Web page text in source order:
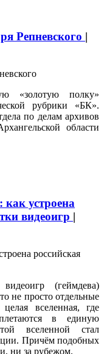
Репневского |
«золотую полку»
рубрики «БК».
по делам архивов
области
как устроена
видеоигр |
(геймдева)
не просто отдельные
вселенная, где
в единую
вселенной стал
Причём подобных
ни за рубежом.